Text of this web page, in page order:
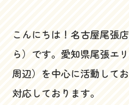
こんにちは！名古屋尾張
ら）です。愛知県尾張エ
周辺）を中心に活動して
対応しております。